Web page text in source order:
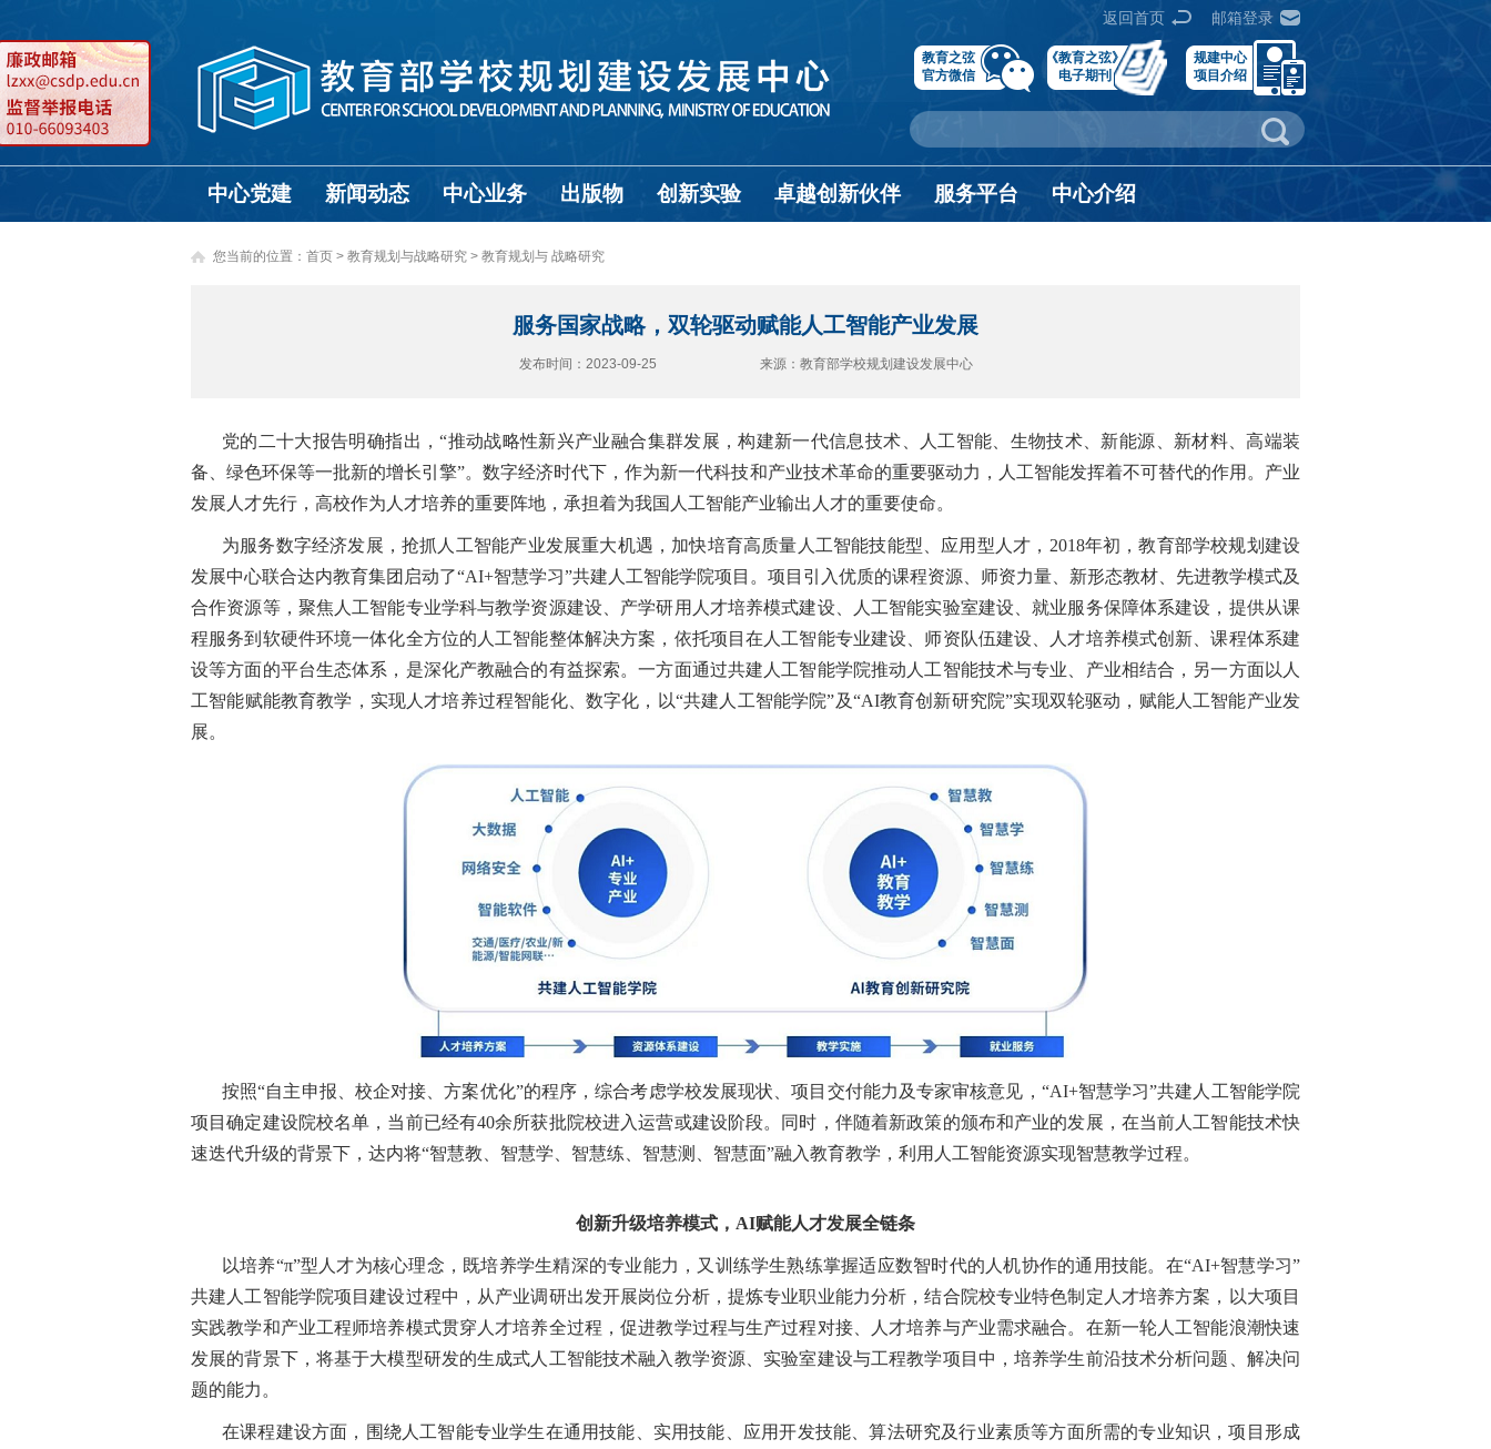
邮箱登录
返回首页
教育之弦
官方微信
规建中心
项目介绍
《教育之弦》
电子期刊
中心党建 新闻动态 中心业务 出版物 创新实验 卓越创新伙伴 服务平台 中心介绍
您当前的位置： 首页 > 教育规划与战略研究 > 教育规划与 战略研究
服务国家战略，双轮驱动赋能人工智能产业发展
发布时间：2023-09-25 来源：教育部学校规划建设发展中心
党的二十大报告明确指出，“推动战略性新兴产业融合集群发展，构建新一代信息技术、人工智能、生物技术、新能源、新材料、高端装
备、绿色环保等一批新的增长引擎”。数字经济时代下，作为新一代科技和产业技术革命的重要驱动力，人工智能发挥着不可替代的作用。产业
发展人才先行，高校作为人才培养的重要阵地，承担着为我国人工智能产业输出人才的重要使命。
为服务数字经济发展，抢抓人工智能产业发展重大机遇，加快培育高质量人工智能技能型、应用型人才，2018年初，教育部学校规划建设
发展中心联合达内教育集团启动了“AI+智慧学习”共建人工智能学院项目。项目引入优质的课程资源、师资力量、新形态教材、先进教学模式及
合作资源等，聚焦人工智能专业学科与教学资源建设、产学研用人才培养模式建设、人工智能实验室建设、就业服务保障体系建设，提供从课
程服务到软硬件环境一体化全方位的人工智能整体解决方案，依托项目在人工智能专业建设、师资队伍建设、人才培养模式创新、课程体系建
设等方面的平台生态体系，是深化产教融合的有益探索。一方面通过共建人工智能学院推动人工智能技术与专业、产业相结合，另一方面以人
工智能赋能教育教学，实现人才培养过程智能化、数字化，以“共建人工智能学院”及“AI教育创新研究院”实现双轮驱动，赋能人工智能产业发
展。
按照“自主申报、校企对接、方案优化”的程序，综合考虑学校发展现状、项目交付能力及专家审核意见，“AI+智慧学习”共建人工智能学院
项目确定建设院校名单，当前已经有40余所获批院校进入运营或建设阶段。同时，伴随着新政策的颁布和产业的发展，在当前人工智能技术快
速迭代升级的背景下，达内将“智慧教、智慧学、智慧练、智慧测、智慧面”融入教育教学，利用人工智能资源实现智慧教学过程。
创新升级培养模式，AI赋能人才发展全链条
以培养“π”型人才为核心理念，既培养学生精深的专业能力，又训练学生熟练掌握适应数智时代的人机协作的通用技能。在“AI+智慧学习”
共建人工智能学院项目建设过程中，从产业调研出发开展岗位分析，提炼专业职业能力分析，结合院校专业特色制定人才培养方案，以大项目
实践教学和产业工程师培养模式贯穿人才培养全过程，促进教学过程与生产过程对接、人才培养与产业需求融合。在新一轮人工智能浪潮快速
发展的背景下，将基于大模型研发的生成式人工智能技术融入教学资源、实验室建设与工程教学项目中，培养学生前沿技术分析问题、解决问
题的能力。
在课程建设方面，围绕人工智能专业学生在通用技能、实用技能、应用开发技能、算法研究及行业素质等方面所需的专业知识，项目形成